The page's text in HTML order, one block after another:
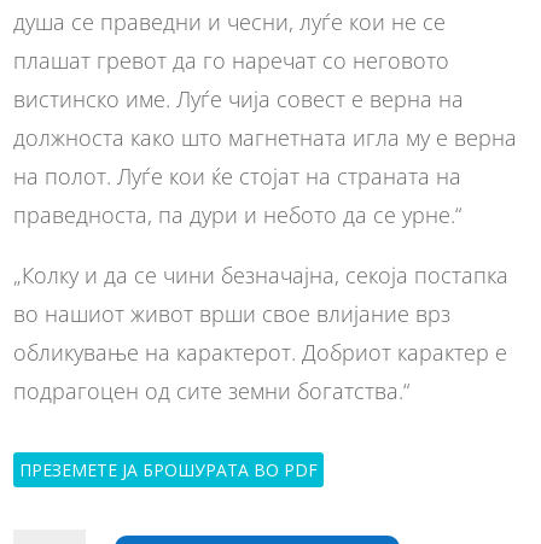
душа се праведни и чесни, луѓе кои не се
плашат гревот да го наречат со неговото
вистинско име. Луѓе чија совест е верна на
должноста како што магнетната игла му е верна
на полот. Луѓе кои ќе стојат на страната на
праведноста, па дури и небото да се урне.“
„Колку и да се чини безначајна, секоја постапка
во нашиот живот врши свое влијание врз
обликување на карактерот. Добриот карактер е
подрагоцен од сите земни богатства.“
ПРЕЗЕМЕТЕ ЈА БРОШУРАТА ВО PDF